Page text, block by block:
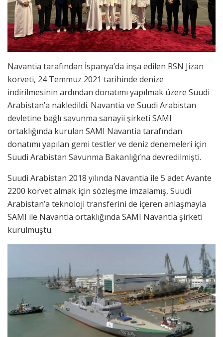
Navantia tarafından İspanya’da inşa edilen RSN Jizan
korveti, 24 Temmuz 2021 tarihinde denize
indirilmesinin ardından donatımı yapılmak üzere Suudi
Arabistan’a nakledildi. Navantia ve Suudi Arabistan
devletine bağlı savunma sanayii şirketi SAMI
ortaklığında kurulan SAMI Navantia tarafından
donatımı yapılan gemi testler ve deniz denemeleri için
Suudi Arabistan Savunma Bakanlığı’na devredilmişti.
Suudi Arabistan 2018 yılında Navantia ile 5 adet Avante
2200 korvet almak için sözleşme imzalamış, Suudi
Arabistan’a teknoloji transferini de içeren anlaşmayla
SAMI ile Navantia ortaklığında SAMI Navantia şirketi
kurulmuştu.